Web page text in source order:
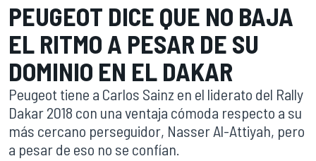
PEUGEOT DICE QUE NO BAJA
EL RITMO A PESAR DE SU
DOMINIO EN EL DAKAR
Peugeot tiene a Carlos Sainz en el liderato del Rally
Dakar 2018 con una ventaja cómoda respecto a su
más cercano perseguidor, Nasser Al-Attiyah, pero
a pesar de eso no se confían.